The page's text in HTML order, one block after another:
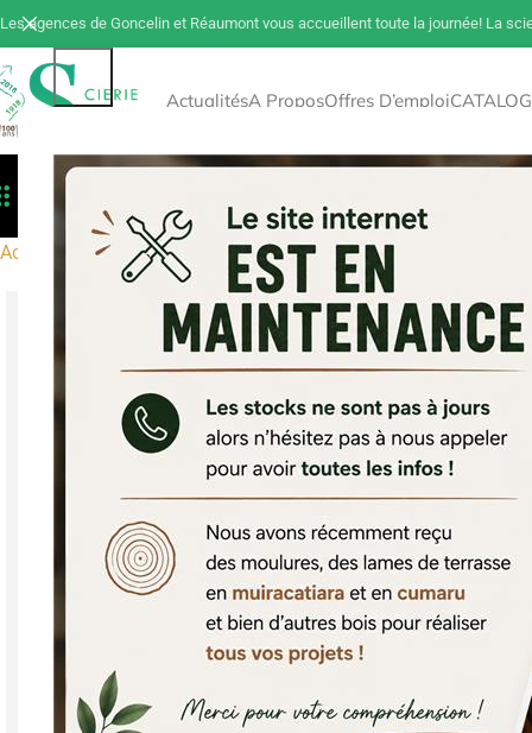
ActualitésA ProposOffres D’emploi
Accueil Bois de construction Sciage Sapin Poteaux Poteau
Les agences de Goncelin et Réaumont vous accueillent toute la journée! La